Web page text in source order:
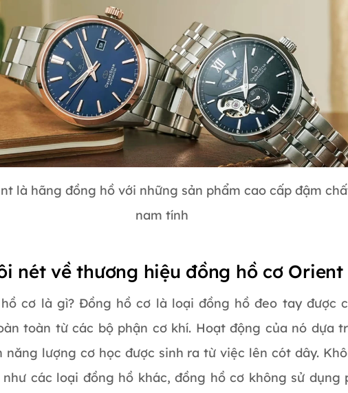
là hãng đồng hồ với những sản phẩm cao cấp đậm
nam tính
nét về thương hiệu đồng hồ cơ Orient
cơ là gì? Đồng hồ cơ là loại đồng hồ đeo tay được
toàn từ các bộ phận cơ khí. Hoạt động của nó dựa
năng lượng cơ học được sinh ra từ việc lên cót dây.
các loại đồng hồ khác, đồng hồ cơ không sử dụng